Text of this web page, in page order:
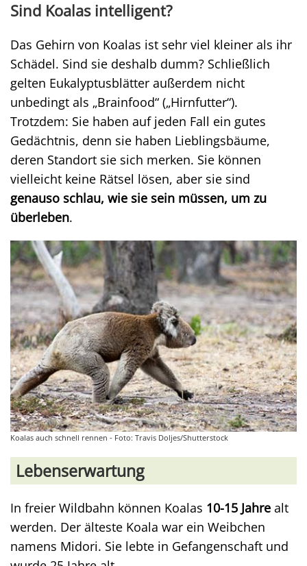
Sind Koalas intelligent?
Das Gehirn von Koalas ist sehr viel kleiner als ihr
Schädel. Sind sie deshalb dumm? Schließlich
gelten Eukalyptusblätter außerdem nicht
unbedingt als „Brainfood“ („Hirnfutter“).
Trotzdem: Sie haben auf jeden Fall ein gutes
Gedächtnis, denn sie haben Lieblingsbäume,
deren Standort sie sich merken. Sie können
vielleicht keine Rätsel lösen, aber sie sind
genauso schlau, wie sie sein müssen, um zu
überleben.
Koalas auch schnell rennen - Foto: Travis Doljes/Shutterstock
Lebenserwartung
In freier Wildbahn können Koalas 10-15 Jahre alt
werden. Der älteste Koala war ein Weibchen
namens Midori. Sie lebte in Gefangenschaft und